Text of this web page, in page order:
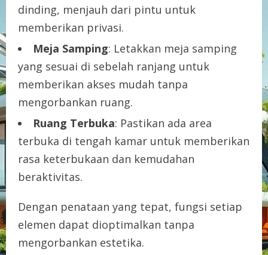
dinding, menjauh dari pintu untuk
memberikan privasi.
Meja Samping: Letakkan meja samping
yang sesuai di sebelah ranjang untuk
memberikan akses mudah tanpa
mengorbankan ruang.
Ruang Terbuka: Pastikan ada area
terbuka di tengah kamar untuk memberikan
rasa keterbukaan dan kemudahan
beraktivitas.
Dengan penataan yang tepat, fungsi setiap
elemen dapat dioptimalkan tanpa
mengorbankan estetika.